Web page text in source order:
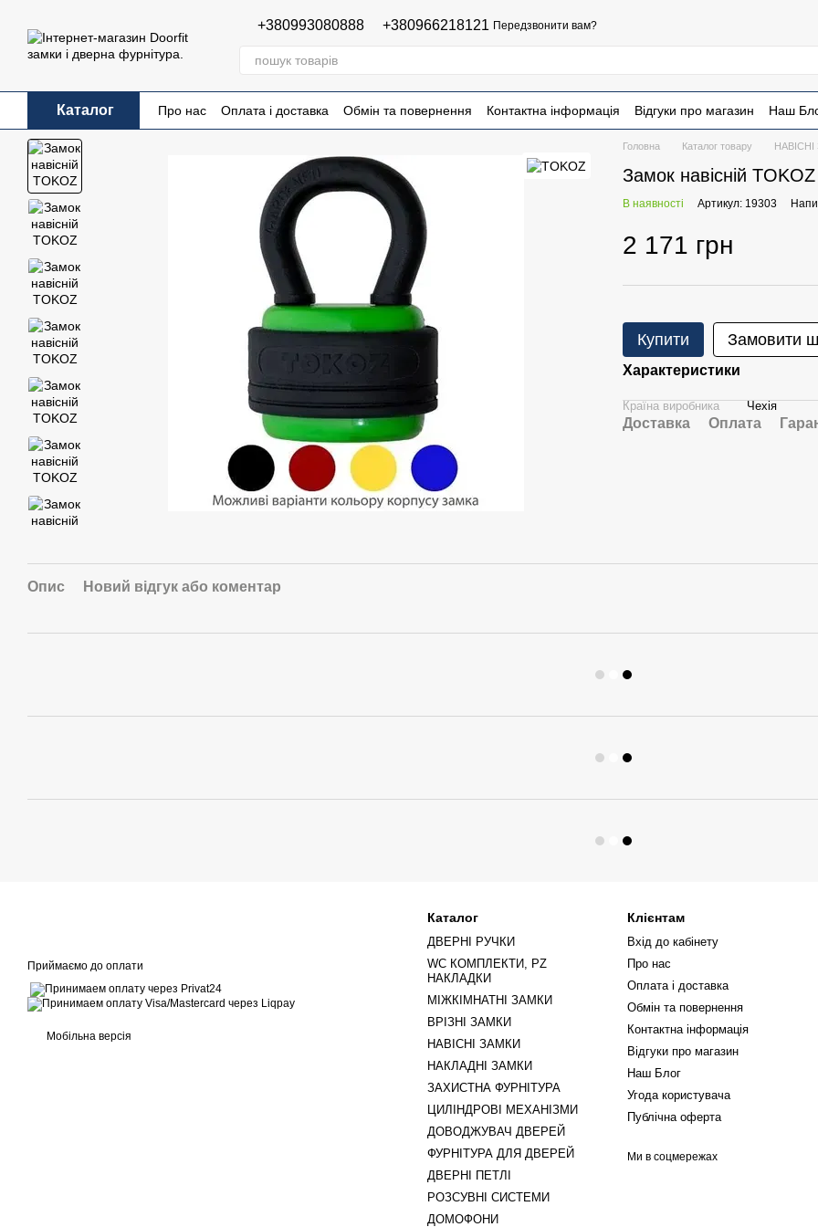
+380993080888 +380966218121 Передзвонити вам?
Каталог Про нас Оплата і доставка Обмін та повернення Контактна інформація Відгуки про магазин
Наш
Публічна оферта
Головна Каталог товару
Замок навісній
В наявності Артикул: 19303
2 171 грн
Купити Замовити
Характеристики
Країна виробника Чехія
Доставка Оплата
Опис Новий відгук або коментар
Приймаємо до оплати
Мобільна версія
Каталог
ДВЕРНІ РУЧКИ
WC КОМПЛЕКТИ, PZ
НАКЛАДКИ
МІЖКІМНАТНІ ЗАМКИ
ВРІЗНІ ЗАМКИ
НАВІСНІ ЗАМКИ
НАКЛАДНІ ЗАМКИ
ЗАХИСТНА ФУРНІТУРА
ЦИЛІНДРОВІ МЕХАНІЗМИ
ДОВОДЖУВАЧ ДВЕРЕЙ
ФУРНІТУРА ДЛЯ ДВЕРЕЙ
ДВЕРНІ ПЕТЛІ
РОЗСУВНІ СИСТЕМИ
ДОМОФОНИ
Клієнтам
Вхід до кабінету
Про нас
Оплата і доставка
Обмін та повернення
Контактна інформація
Відгуки про магазин
Наш Блог
Угода користувача
Публічна оферта
Ми в соцмережах